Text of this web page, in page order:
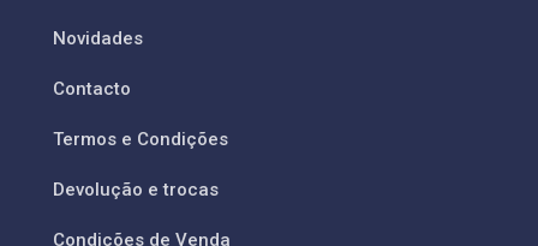
Novidades
Contacto
Termos e Condições
Devolução e trocas
Condições de Venda